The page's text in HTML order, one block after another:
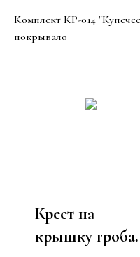
Комплект КР-014
покрывало
Крест на
крышку гроба